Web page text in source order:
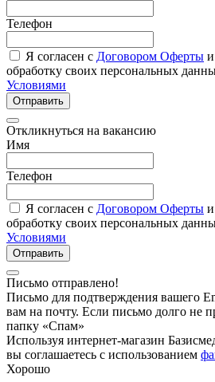
Телефон
Я согласен с Договором Оферты
обработку своих персональных
Условиями
Отправить
Откликнуться на вакансию
Имя
Телефон
Я согласен с Договором Оферты
обработку своих персональных
Условиями
Отправить
Письмо отправлено!
Письмо для подтверждения вашего
вам на почту. Если письмо долго не
папку «Спам»
Используя интернет-магазин
вы соглашаетесь с использованием
Хорошо